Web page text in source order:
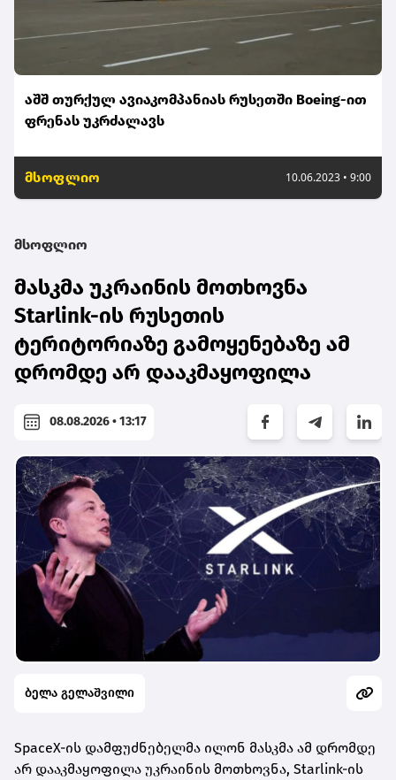
აშშ თურქულ ავიაკომპანიას რუსეთში Boeing-ით
ფრენას უკრძალავს
მსოფლიო 10.06.2023 • 9:00
მსოფლიო
მასკმა უკრაინის მოთხოვნა
Starlink-ის რუსეთის
ტერიტორიაზე გამოყენებაზე ამ
დრომდე არ დააკმაყოფილა
08.08.2026 • 13:17
ბელა გელაშვილი
SpaceX-ის დამფუძნებელმა ილონ მასკმა ამ დრომდე
არ დააკმაყოფილა უკრაინის მოთხოვნა, Starlink-ის